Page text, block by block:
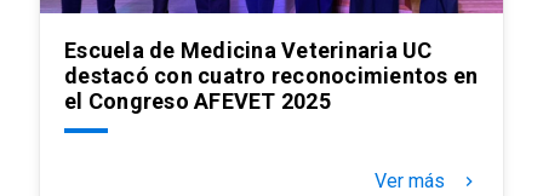
Escuela de Medicina Veterinaria UC
destacó con cuatro reconocimientos en
el Congreso AFEVET 2025
Ver más keyboard_arrow_right